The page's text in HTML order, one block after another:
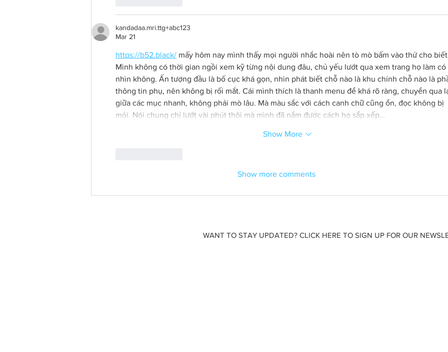
kandadaa.mri.ttg+abc123
Mar 21
https://b52.black/ mấy hôm nay mình thấy mọi người nhắc hoài nên tò mò bấm vào thử cho
Mình không có thời gian ngồi xem kỹ từng nội dung đâu, chủ yếu lướt qua xem trang họ làm có
nhìn không. Ấn tượng đầu là bố cục khá gọn, nhìn phát biết chỗ nào là khu chính chỗ nào là
thông tin phụ, nên không bị rối mắt. Cái mình thích là thanh menu để khá rõ ràng, chuyển qua
giữa các mục nhanh, không phải mò lâu. Mà màu sắc với cách canh chữ cũng ổn, đọc không bị
mỏi. Nói chung chỉ lướt vài phút thôi mà mình đã nắm được cách họ sắp xếp…
Show More
Show more comments
WANT TO STAY UPDATED? CLICK HERE TO SIGN UP FOR OUR